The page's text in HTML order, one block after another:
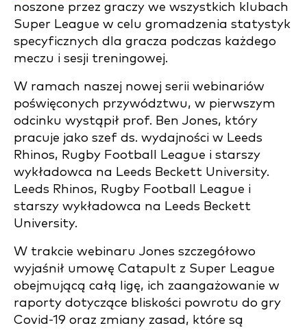
noszone przez graczy we wszystkich klubach
Super League w celu gromadzenia statystyk
specyficznych dla gracza podczas każdego
meczu i sesji treningowej.
W ramach naszej nowej serii webinariów
poświęconych przywództwu, w pierwszym
odcinku wystąpił prof. Ben Jones, który
pracuje jako szef ds. wydajności w Leeds
Rhinos, Rugby Football League i starszy
wykładowca na Leeds Beckett University.
Leeds Rhinos, Rugby Football League i
starszy wykładowca na Leeds Beckett
University.
W trakcie webinaru Jones szczegółowo
wyjaśnił umowę Catapult z Super League
obejmującą całą ligę, ich zaangażowanie w
raporty dotyczące bliskości powrotu do gry
Covid-19 oraz zmiany zasad, które są